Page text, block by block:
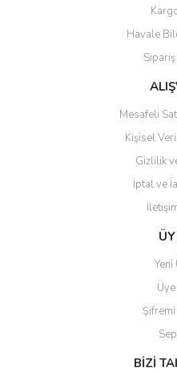
Ürün açıklamasında eksik
Ürün bilgilerinde hatalar
Ürün fiyatı diğer sitelerden
Bu ürüne benzer farklı
Havale
Mesafeli
Kişisel
Gizlilik
İptal ve
BİZİ